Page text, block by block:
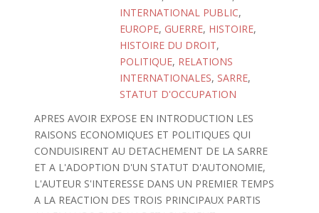
INTERNATIONAL PUBLIC,
EUROPE, GUERRE, HISTOIRE,
HISTOIRE DU DROIT,
POLITIQUE, RELATIONS
INTERNATIONALES, SARRE,
STATUT D'OCCUPATION
APRES AVOIR EXPOSE EN INTRODUCTION LES
RAISONS ECONOMIQUES ET POLITIQUES QUI
CONDUISIRENT AU DETACHEMENT DE LA SARRE
ET A L'ADOPTION D'UN STATUT D'AUTONOMIE,
L'AUTEUR S'INTERESSE DANS UN PREMIER TEMPS
A LA REACTION DES TROIS PRINCIPAUX PARTIS